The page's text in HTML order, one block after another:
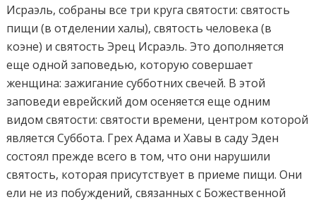
Исраэль, собраны все три круга святости: святость
пищи (в отделении халы), святость человека (в
коэне) и святость Эрец Исраэль. Это дополняется
еще одной заповедью, которую совершает
женщина: зажигание субботних свечей. В этой
заповеди еврейский дом осеняется еще одним
видом святости: святости времени, центром которой
является Суббота. Грех Адама и Хавы в саду Эден
состоял прежде всего в том, что они нарушили
святость, которая присутствует в приеме пищи. Они
ели не из побуждений, связанных с Божественной